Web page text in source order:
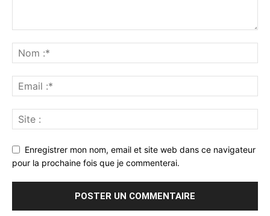
Enregistrer mon nom, email et site web dans ce navigateur
pour la prochaine fois que je commenterai.